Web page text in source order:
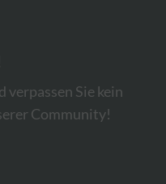
verpassen Sie kein
Community!